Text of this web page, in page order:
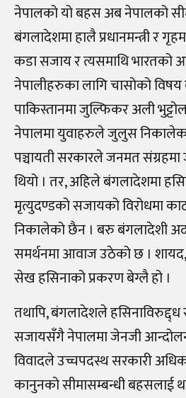
नेपालको यो बहस अब नेपालको
बंगलादेशमा हालै प्रधानमन्त्री र
कडा सजाय र त्यसमाथि भारतको
नेपालीहरुका लागि चासोको
पाकिस्तानमा जुल्फिकर अली
नेपालमा युवाहरुले जुलुस निकालेका
पञ्चायती सरकारले जनमत संग्रहमा
थियो । तर, अहिले बंगलादेशमा
मृत्युदण्डको सजायको विरोधमा
निकालेको छैन । बरु बंगलादेशी
समर्थनमा आवाज उठेको छ ।
सेख हसिनाको प्रकरण बेग्लै हो ।
तथापि, बंगलादेशले
सजायसँगै नेपालमा जेनजी
विवादले उच्चपदस्थ सरकारी
कानुनको सीमासम्बन्धी बहसलाई